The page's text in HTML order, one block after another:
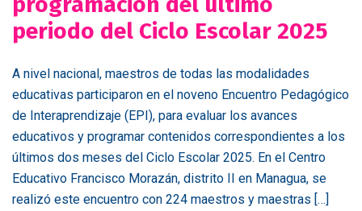
periodo del Ciclo Escolar 2025
A nivel nacional, maestros de todas las modalidades
educativas participaron en el noveno Encuentro Pedagógico
de Interaprendizaje (EPI), para evaluar los avances
educativos y programar contenidos correspondientes a los
últimos dos meses del Ciclo Escolar 2025. En el Centro
Educativo Francisco Morazán, distrito II en Managua, se
realizó este encuentro con 224 maestros y maestras […]